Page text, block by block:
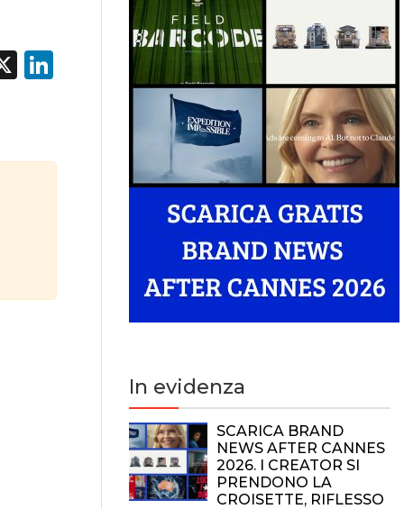
X LinkedIn
In evidenza
SCARICA BRAND
NEWS AFTER CANNES
2026. I CREATOR SI
PRENDONO LA
CROISETTE, RIFLESSO